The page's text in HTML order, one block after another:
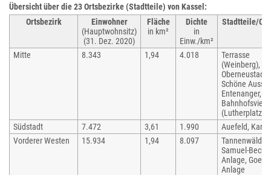
Übersicht über die 23 Ortsbezirke (Stadtteile) von Kassel:
Ortsbezirk
Einwohner
(Hauptwohnsitz)
(31. Dez. 2020)
Fläche
in km²
Dichte
in
Einw./km²
Stadtteile/
Mitte 8.343 1,94 4.018
Terrasse
(Weinberg),
Oberneustadt,
Schöne
Entenanger,
(Lutherplatz)
Südstadt
7.472 3,61 1.990
Auefeld,
Vorderer Westen
15.934 1,94 8.097
Samuel-
Anlage,
Anlage